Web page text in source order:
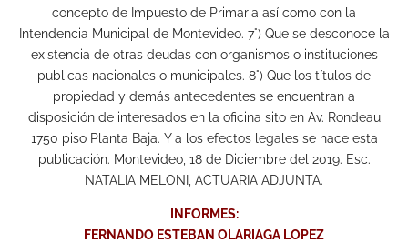
concepto de Impuesto de Primaria así como con la
Intendencia Municipal de Montevideo. 7°) Que se desconoce la
existencia de otras deudas con organismos o instituciones
publicas nacionales o municipales. 8°) Que los títulos de
propiedad y demás antecedentes se encuentran a
disposición de interesados en la oficina sito en Av. Rondeau
1750 piso Planta Baja. Y a los efectos legales se hace esta
publicación. Montevideo, 18 de Diciembre del 2019. Esc.
NATALIA MELONI, ACTUARIA ADJUNTA.
INFORMES:
FERNANDO ESTEBAN OLARIAGA LOPEZ